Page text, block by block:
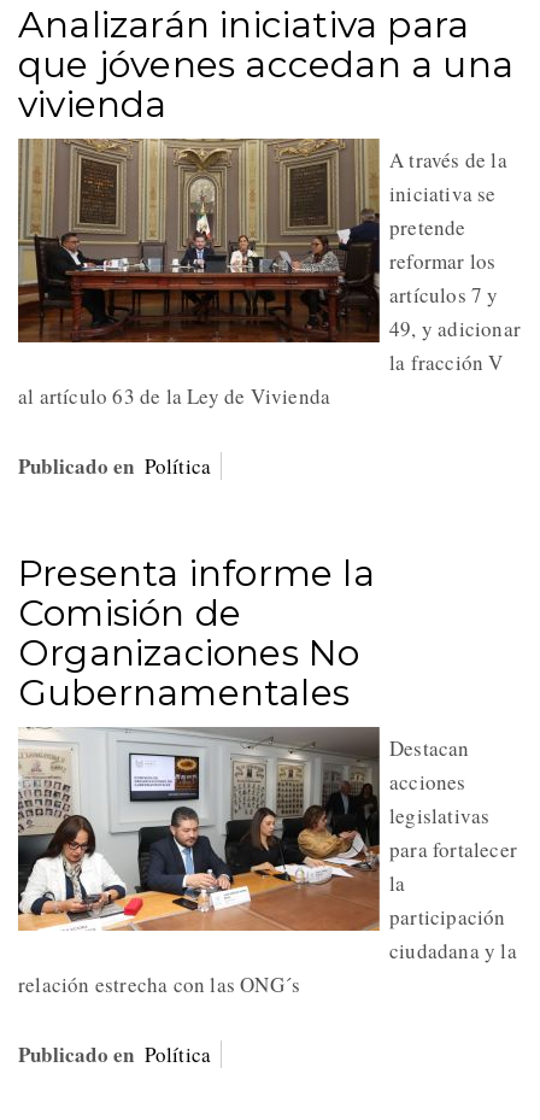
Analizarán iniciativa para
que jóvenes accedan a una
vivienda
A través de la
iniciativa se
pretende
reformar los
artículos 7 y
49, y adicionar
la fracción V
al artículo 63 de la Ley de Vivienda
Publicado en Política
Presenta informe la
Comisión de
Organizaciones No
Gubernamentales
Destacan
acciones
legislativas
para fortalecer
la
participación
ciudadana y la
relación estrecha con las ONG´s
Publicado en Política